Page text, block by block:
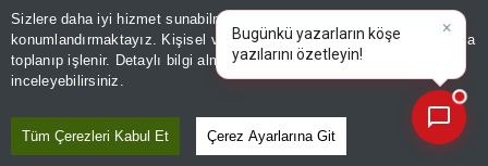
Sizlere daha iyi hizmet sunabilmek adına sitemizde
konumlandırmaktayız. Kişisel verileriniz, KVKK ve GDPR kapsamında
toplanıp işlenir. Detaylı bilgi almak içinAydınlatma Metnimizi
inceleyebilirsiniz.
Tüm Çerezleri Kabul Et Çerez Ayarlarına Git
davasında 'duş' kararı!
Kaydet
oyuncu gitti, 7 oyuncu
geldi
×
Bugünkü yazarların köşe
yazılarını özetleyin!